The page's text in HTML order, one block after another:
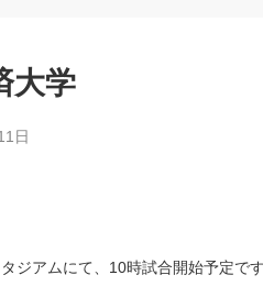
大学
日
ジアムにて、10時試合開始予定で